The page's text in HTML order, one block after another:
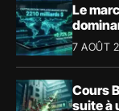
Le
7 AOÛT
Cours
suite à